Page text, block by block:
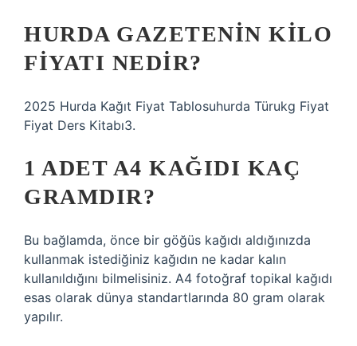
HURDA GAZETENIN KILO
FIYATI NEDIR?
2025 Hurda Kağıt Fiyat Tablosuhurda Türukg Fiyat
Fiyat Ders Kitabı3.
1 ADET A4 KAĞIDI KAÇ
GRAMDIR?
Bu bağlamda, önce bir göğüs kağıdı aldığınızda
kullanmak istediğiniz kağıdın ne kadar kalın
kullanıldığını bilmelisiniz. A4 fotoğraf topikal kağıdı
esas olarak dünya standartlarında 80 gram olarak
yapılır.